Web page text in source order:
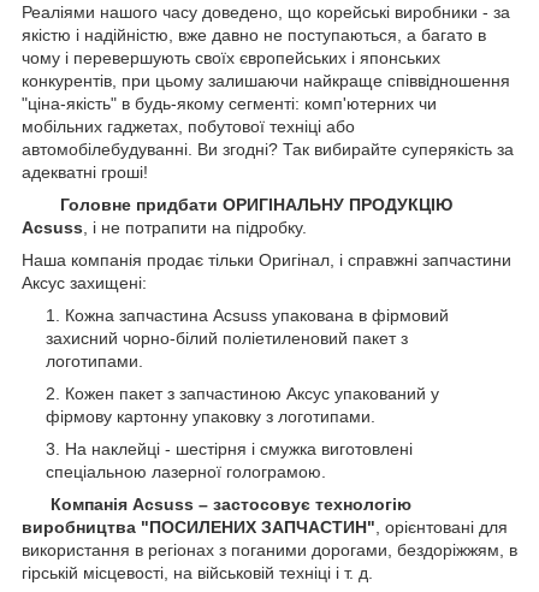
Реаліями нашого часу доведено, що корейські виробники - за
якістю і надійністю, вже давно не поступаються, а багато в
чому і перевершують своїх європейських і японських
конкурентів, при цьому залишаючи найкраще співвідношення
"ціна-якість" в будь-якому сегменті: комп'ютерних чи
мобільних гаджетах, побутової техніці або
автомобілебудуванні. Ви згодні? Так вибирайте суперякість за
адекватні гроші!
Головне придбати ОРИГІНАЛЬНУ ПРОДУКЦІЮ
Acsuss , і не потрапити на підробку.
Наша компанія продає тільки Оригінал, і справжні запчастини
Аксус захищені:
Кожна запчастина Acsuss упакована в фірмовий
захисний чорно-білий поліетиленовий пакет з
логотипами.
Кожен пакет з запчастиною Аксус упакований у
фірмову картонну упаковку з логотипами.
На наклейці - шестірня і смужка виготовлені
спеціальною лазерної голограмою.
Компанія Acsuss – застосовує технологію
виробництва "ПОСИЛЕНИХ ЗАПЧАСТИН" , орієнтовані для
використання в регіонах з поганими дорогами, бездоріжжям, в
гірській місцевості, на військовій техніці і т. д.